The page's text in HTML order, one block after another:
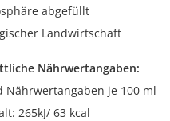
abgefüllt
Landwirtschaft
Nährwertangaben:
Nährwertangaben je 100 ml
265kJ/ 63 kcal